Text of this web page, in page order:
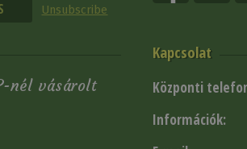
Unsubscribe
Kapcsolat
Központi
Információk:
nél vásárolt